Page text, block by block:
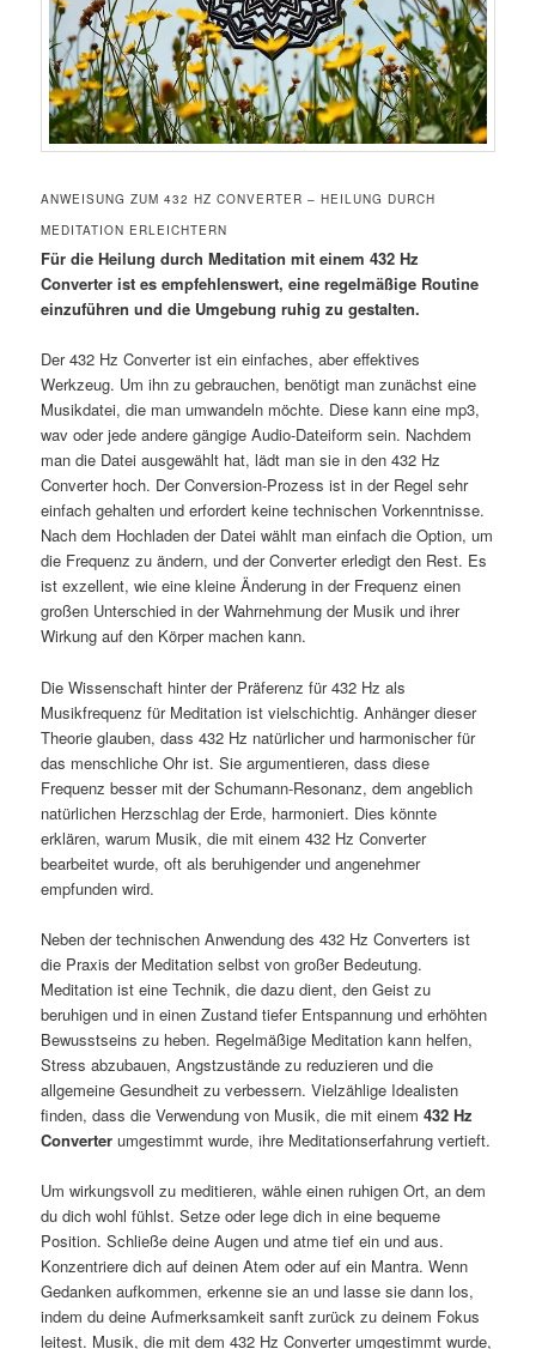
ANWEISUNG ZUM 432 HZ CONVERTER – HEILUNG DURCH
MEDITATION ERLEICHTERN
Für die Heilung durch Meditation mit einem 432 Hz
Converter ist es empfehlenswert, eine regelmäßige Routine
einzuführen und die Umgebung ruhig zu gestalten.
Der 432 Hz Converter ist ein einfaches, aber effektives
Werkzeug. Um ihn zu gebrauchen, benötigt man zunächst eine
Musikdatei, die man umwandeln möchte. Diese kann eine mp3,
wav oder jede andere gängige Audio-Dateiform sein. Nachdem
man die Datei ausgewählt hat, lädt man sie in den 432 Hz
Converter hoch. Der Conversion-Prozess ist in der Regel sehr
einfach gehalten und erfordert keine technischen Vorkenntnisse.
Nach dem Hochladen der Datei wählt man einfach die Option, um
die Frequenz zu ändern, und der Converter erledigt den Rest. Es
ist exzellent, wie eine kleine Änderung in der Frequenz einen
großen Unterschied in der Wahrnehmung der Musik und ihrer
Wirkung auf den Körper machen kann.
Die Wissenschaft hinter der Präferenz für 432 Hz als
Musikfrequenz für Meditation ist vielschichtig. Anhänger dieser
Theorie glauben, dass 432 Hz natürlicher und harmonischer für
das menschliche Ohr ist. Sie argumentieren, dass diese
Frequenz besser mit der Schumann-Resonanz, dem angeblich
natürlichen Herzschlag der Erde, harmoniert. Dies könnte
erklären, warum Musik, die mit einem 432 Hz Converter
bearbeitet wurde, oft als beruhigender und angenehmer
empfunden wird.
Neben der technischen Anwendung des 432 Hz Converters ist
die Praxis der Meditation selbst von großer Bedeutung.
Meditation ist eine Technik, die dazu dient, den Geist zu
beruhigen und in einen Zustand tiefer Entspannung und erhöhten
Bewusstseins zu heben. Regelmäßige Meditation kann helfen,
Stress abzubauen, Angstzustände zu reduzieren und die
allgemeine Gesundheit zu verbessern. Vielzählige Idealisten
finden, dass die Verwendung von Musik, die mit einem432 Hz
Converter umgestimmt wurde, ihre Meditationserfahrung vertieft.
Um wirkungsvoll zu meditieren, wähle einen ruhigen Ort, an dem
du dich wohl fühlst. Setze oder lege dich in eine bequeme
Position. Schließe deine Augen und atme tief ein und aus.
Konzentriere dich auf deinen Atem oder auf ein Mantra. Wenn
Gedanken aufkommen, erkenne sie an und lasse sie dann los,
indem du deine Aufmerksamkeit sanft zurück zu deinem Fokus
leitest. Musik, die mit dem 432 Hz Converter umgestimmt wurde,